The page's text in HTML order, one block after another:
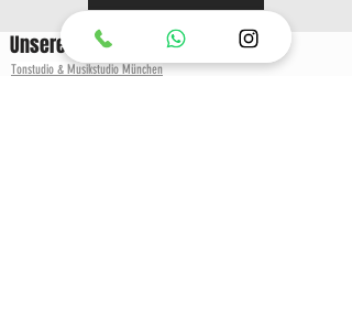
Unsere Services
Tonstudio & Musikstudio München